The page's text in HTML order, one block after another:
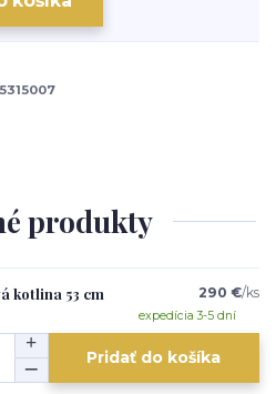
produkty
kotlina 53 cm 290 €/ks
expedícia 3-5 dní
Pridať do košíka